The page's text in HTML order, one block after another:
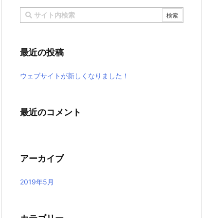
最近の投稿
ウェブサイトが新しくなりました！
最近のコメント
アーカイブ
2019年5月